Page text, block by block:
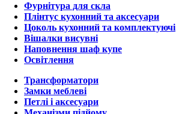
Фурнітура для скла
Плінтус кухонний та аксесуари
Цоколь кухонний та комплектуючі
Вішалки висувні
Наповнення шаф купе
Освітлення
Трансформатори
Замки меблеві
Петлі і аксесуари